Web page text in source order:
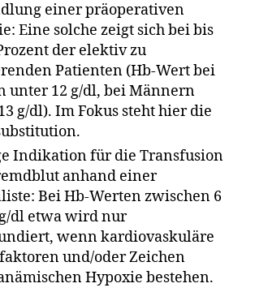
einer präoperativen
Eine solche zeigt sich bei bis
der elektiv zu
Patienten (Hb-Wert bei
unter 12 g/dl, bei Männern
g/dl). Im Fokus steht hier die
Indikation für die Transfusion
anhand einer
Bei Hb-Werten zwischen 6
dl etwa wird nur
wenn kardiovaskuläre
und/oder Zeichen
Hyp­oxie bestehen.